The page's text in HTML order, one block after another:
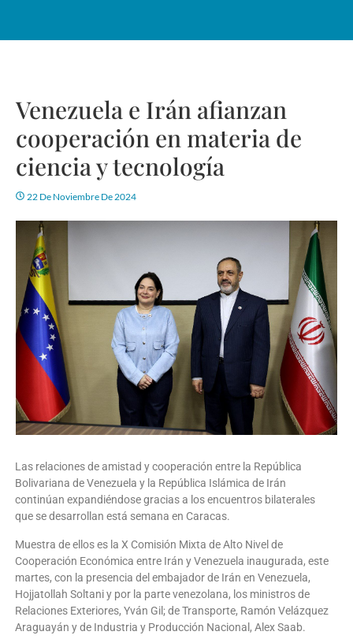
Venezuela e Irán afianzan
cooperación en materia de
ciencia y tecnología
22 De Noviembre De 2024
Las relaciones de amistad y cooperación entre la República
Bolivariana de Venezuela y la República Islámica de Irán
continúan expandiéndose gracias a los encuentros bilaterales
que se desarrollan está semana en Caracas.
Muestra de ellos es la X Comisión Mixta de Alto Nivel de
Cooperación Económica entre Irán y Venezuela inaugurada, este
martes, con la presencia del embajador de Irán en Venezuela,
Hojjatollah Soltani y por la parte venezolana, los ministros de
Relaciones Exteriores, Yván Gil; de Transporte, Ramón Velázquez
Araguayán y de Industria y Producción Nacional, Alex Saab.